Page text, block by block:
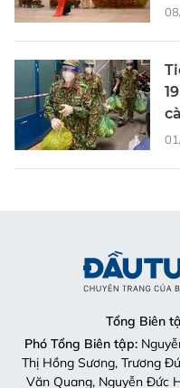
Tổng Biên
Phó Tổng Biên tập:
Thị Hồng Sương, Trương
Văn Quang, Nguyễn Đức